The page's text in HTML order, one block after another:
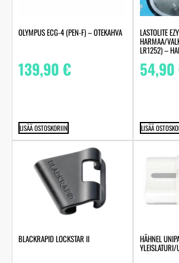
OLYMPUS ECG-4 (PEN-F) – OTEKAHVA
139,90€
LISÄÄ OSTOSKORIIN
LASTOLITE
HARMAA/
LR1252) –
54,90
LISÄÄ
BLACKRAPID LOCKSTAR II HÄHNEL